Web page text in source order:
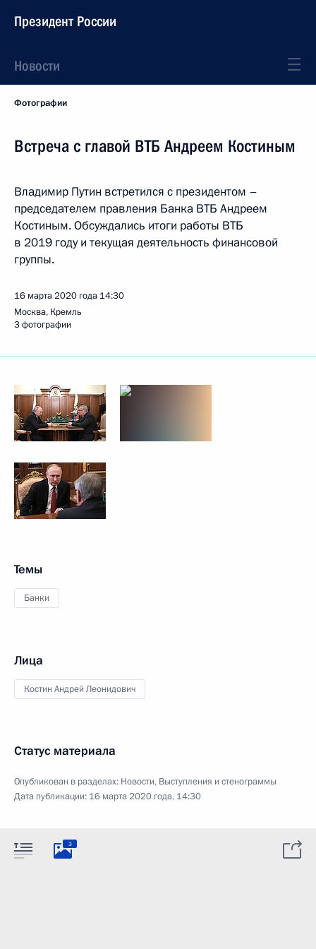
Президент России
Новости
Фотографии
Встреча с главой ВТБ Андреем Костиным
Владимир Путин встретился с президентом –
председателем правления Банка ВТБ Андреем
Костиным. Обсуждались итоги работы ВТБ
в 2019 году и текущая деятельность финансовой
группы.
16 марта 2020 года 14:30
Москва, Кремль
3 фотографии
Темы
Банки
Лица
Костин Андрей Леонидович
Статус материала
Опубликован в разделах: Новости, Выступления и стенограммы
Дата публикации: 16 марта 2020 года, 14:30
3